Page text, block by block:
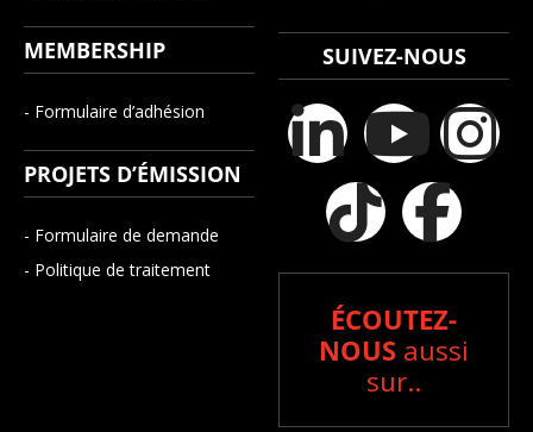
MEMBERSHIP
- Formulaire d’adhésion
PROJETS D’ÉMISSION
- Formulaire de demande
- Politique de traitement
SUIVEZ-NOUS
ÉCOUTEZ-
NOUS aussi
sur..